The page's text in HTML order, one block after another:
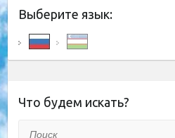
Выберите язык:
Что будем искать?